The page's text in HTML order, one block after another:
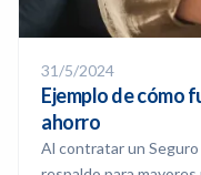
31/5/2024
Ejemplo de cómo
ahorro
Al contratar un